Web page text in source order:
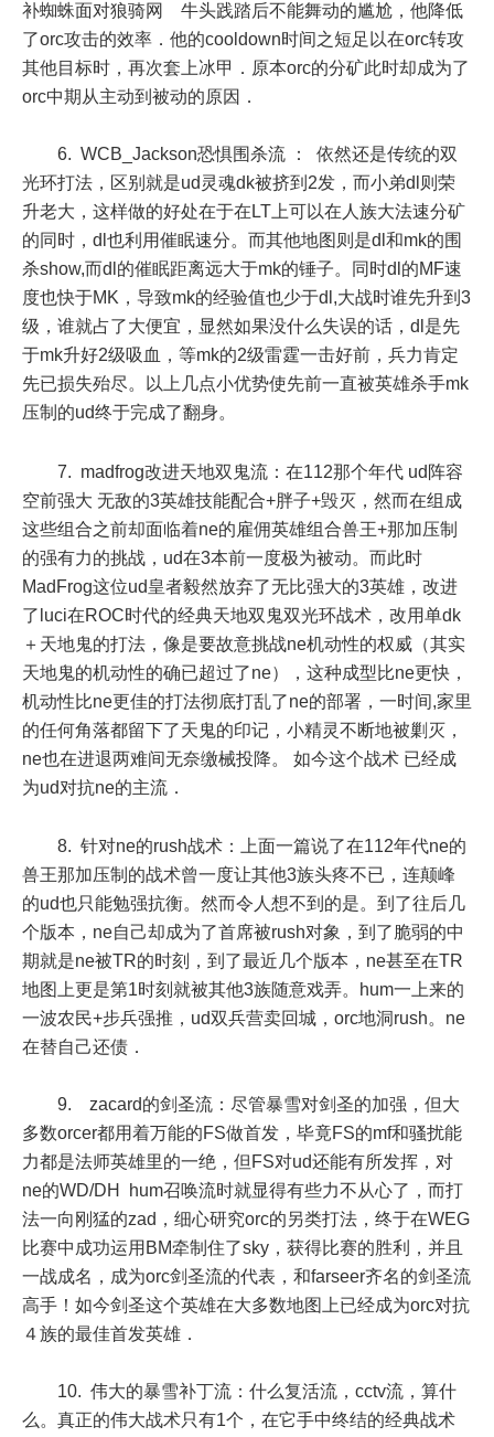
补蜘蛛面对狼骑网 牛头践踏后不能舞动的尴尬，他降低
了orc攻击的效率．他的cooldown时间之短足以在orc转攻
其他目标时，再次套上冰甲．原本orc的分矿此时却成为了
orc中期从主动到被动的原因．
6. WCB_Jackson恐惧围杀流 ： 依然还是传统的双
光环打法，区别就是ud灵魂dk被挤到2发，而小弟dl则荣
升老大，这样做的好处在于在LT上可以在人族大法速分矿
的同时，dl也利用催眠速分。而其他地图则是dl和mk的围
杀show,而dl的催眠距离远大于mk的锤子。同时dl的MF速
度也快于MK，导致mk的经验值也少于dl,大战时谁先升到3
级，谁就占了大便宜，显然如果没什么失误的话，dl是先
于mk升好2级吸血，等mk的2级雷霆一击好前，兵力肯定
先已损失殆尽。以上几点小优势使先前一直被英雄杀手mk
压制的ud终于完成了翻身。
7. madfrog改进天地双鬼流：在112那个年代 ud阵容
空前强大 无敌的3英雄技能配合+胖子+毁灭，然而在组成
这些组合之前却面临着ne的雇佣英雄组合兽王+那加压制
的强有力的挑战，ud在3本前一度极为被动。而此时
MadFrog这位ud皇者毅然放弃了无比强大的3英雄，改进
了luci在ROC时代的经典天地双鬼双光环战术，改用单dk
＋天地鬼的打法，像是要故意挑战ne机动性的权威（其实
天地鬼的机动性的确已超过了ne），这种成型比ne更快，
机动性比ne更佳的打法彻底打乱了ne的部署，一时间,家里
的任何角落都留下了天鬼的印记，小精灵不断地被剿灭，
ne也在进退两难间无奈缴械投降。 如今这个战术 已经成
为ud对抗ne的主流．
8. 针对ne的rush战术：上面一篇说了在112年代ne的
兽王那加压制的战术曾一度让其他3族头疼不已，连颠峰
的ud也只能勉强抗衡。然而令人想不到的是。到了往后几
个版本，ne自己却成为了首席被rush对象，到了脆弱的中
期就是ne被TR的时刻，到了最近几个版本，ne甚至在TR
地图上更是第1时刻就被其他3族随意戏弄。hum一上来的
一波农民+步兵强推，ud双兵营卖回城，orc地洞rush。ne
在替自己还债．
9. zacard的剑圣流：尽管暴雪对剑圣的加强，但大
多数orcer都用着万能的FS做首发，毕竟FS的mf和骚扰能
力都是法师英雄里的一绝，但FS对ud还能有所发挥，对
ne的WD/DH hum召唤流时就显得有些力不从心了，而打
法一向刚猛的zad，细心研究orc的另类打法，终于在WEG
比赛中成功运用BM牵制住了sky，获得比赛的胜利，并且
一战成名，成为orc剑圣流的代表，和farseer齐名的剑圣流
高手！如今剑圣这个英雄在大多数地图上已经成为orc对抗
４族的最佳首发英雄．
10. 伟大的暴雪补丁流：什么复活流，cctv流，算什
么。真正的伟大战术只有1个，在它手中终结的经典战术